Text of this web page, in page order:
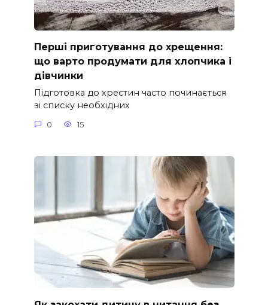
Перші приготування до хрещення:
що варто продумати для хлопчика і
дівчинки
Підготовка до хрестин часто починається
зі списку необхідних
0 15